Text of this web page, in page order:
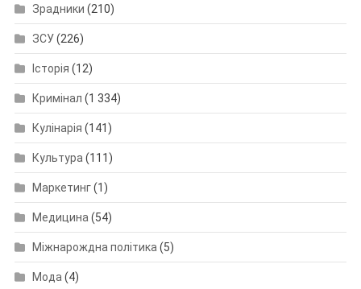
Зрадники (210)
ЗСУ(226)
Історія (12)
Кримінал (1 334)
Кулінарія (141)
Культура (111)
Маркетинг(1)
Медицина (54)
Міжнарождна політика (5)
Мода (4)